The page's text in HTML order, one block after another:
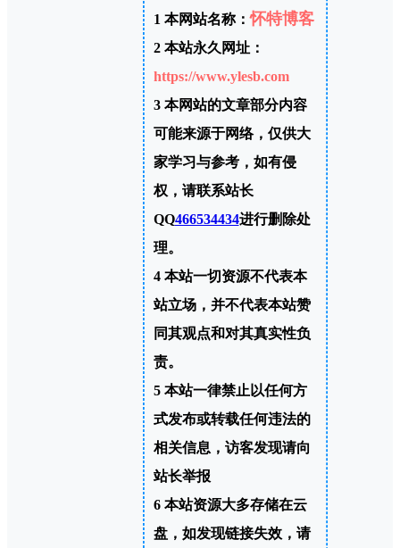
1本网站名称：怀特博客
2本站永久网址：
https://www.ylesb.com
3本网站的文章部分内容
可能来源于网络，仅供大
家学习与参考，如有侵
权，请联系站长
QQ466534434进行删除处
理。
4本站一切资源不代表本
站立场，并不代表本站赞
同其观点和对其真实性负
责。
5本站一律禁止以任何方
式发布或转载任何违法的
相关信息，访客发现请向
站长举报
6本站资源大多存储在云
盘，如发现链接失效，请